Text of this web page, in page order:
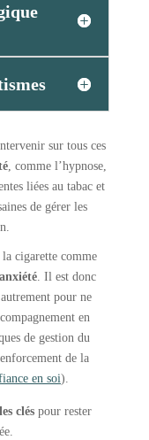
sur tous ces
, comme l’hypnose,
liées au tabac et
de gérer les
cigarette comme
. Il est donc
pour ne
en
de gestion du
de la
en soi).
clés pour rester